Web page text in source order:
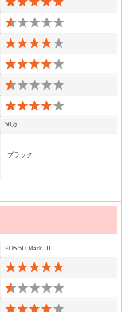
50万
ブラック
EOS 5D Mark III